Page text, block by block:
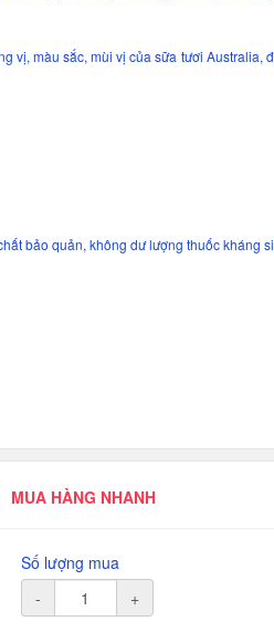
vị, màu sắc, mùi vị của sữa tươi Australia,
bảo quản, không dư lượng thuốc kháng
MUA HÀNG NHANH
Số lượng mua
-
+